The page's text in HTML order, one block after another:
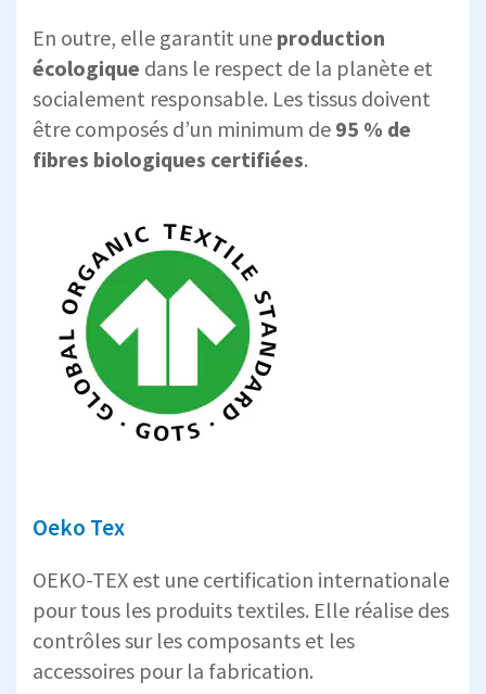
En outre, elle garantit une production
écologique dans le respect de la planète et
socialement responsable. Les tissus doivent
être composés d’un minimum de 95 % de
fibres biologiques certifiées.
Oeko Tex
OEKO-TEX est une certification internationale
pour tous les produits textiles. Elle réalise des
contrôles sur les composants et les
accessoires pour la fabrication.